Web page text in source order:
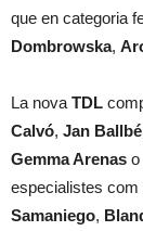
que en categoria
Dombrowska,
La nova TDL
Calvó, Jan Ballbé
Gemma Arenas o
especialistes com
Samaniego,